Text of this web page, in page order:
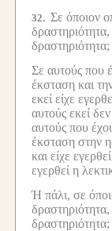
32. Σε όποιον
δραστηριότητα,
δραστηριότητα;
Σε αυτούς που
έκσταση και
εκεί είχε
αυτούς εκεί
αυτούς που
έκσταση στην
και είχε
εγερθεί η
Ή πάλι, σε
δραστηριότητα;